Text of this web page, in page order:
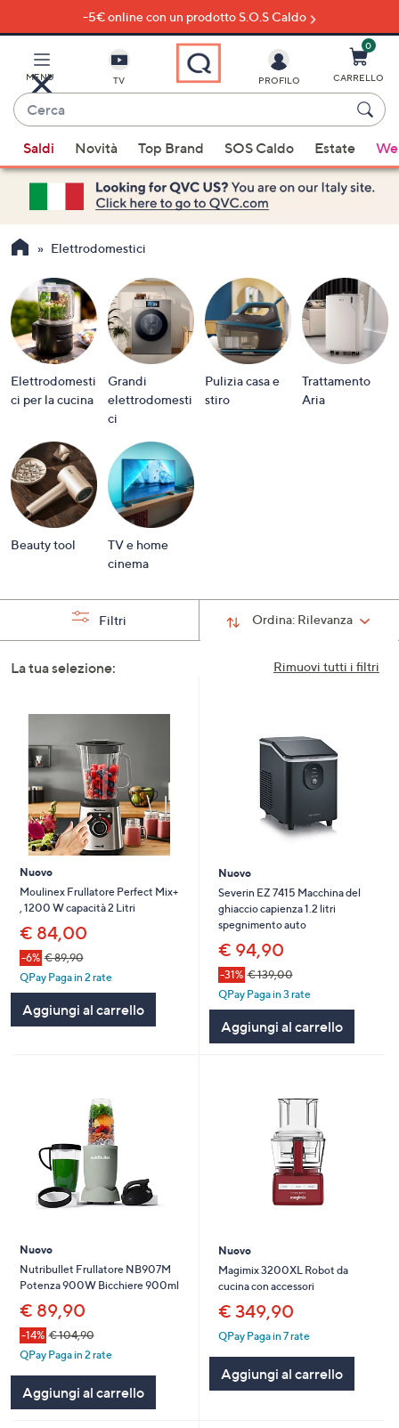
al
principale
-5€ online con un prodotto S.O.S Caldo
MENU TV
Cerca
sono
disponibili
suggerimenti,
usa
i
freccia
su
e
giù
oppure
scorri
o
a
destra
sui
dispositivi
consultarli.
PROFILO
0
CARRELLO
Saldi Novità Top Brand SOS Caldo Estate
Elettrodomestici
Elettrodomesti
ci per la cucina
Grandi
elettrodomesti
ci
Pulizia casa e
stiro
Trattamento
Aria
Beauty tool
TV e home
cinema
Ordina: Rilevanza
Filtri
Rimuovi tutti i filtri
La tua selezione:
Nuovo
Moulinex Frullatore Perfect Mix+
, 1200 W capacità 2 Litri
€ 84,00
-6% € 89,90
QPay Paga in 2 rate
Aggiungi al carrello
Nuovo
Severin EZ 7415 Macchina del
ghiaccio capienza 1.2 litri
spegnimento auto
€ 94,90
-31% € 139,00
QPay Paga in 3 rate
Aggiungi al carrello
Nuovo
Nutribullet Frullatore NB907M
Potenza 900W Bicchiere 900ml
€ 89,90
-14% € 104,90
QPay Paga in 2 rate
Aggiungi al carrello
Nuovo
Magimix 3200XL Robot da
cucina con accessori
€ 349,90
QPay Paga in 7 rate
Aggiungi al carrello